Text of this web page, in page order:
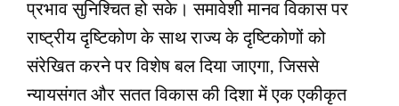
प्रभाव सुनिश्चित हो सके। समावेशी मानव विकास पर
राष्ट्रीय दृष्टिकोण के साथ राज्य के दृष्टिकोणों को
संरेखित करने पर विशेष बल दिया जाएगा, जिससे
न्यायसंगत और सतत विकास की दिशा में एक एकीकृत